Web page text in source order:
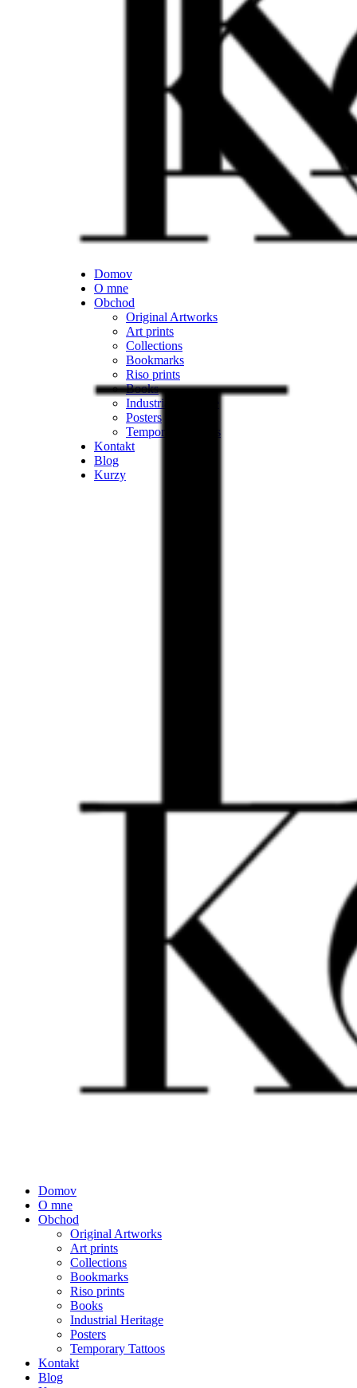
Domov
O mne
Obchod
Original Artworks
Art prints
Collections
Bookmarks
Riso prints
Books
Industrial Heritage
Posters
Temporary Tattoos
Kontakt
Blog
Kurzy
Domov
O mne
Obchod
Original Artworks
Art prints
Collections
Bookmarks
Riso prints
Books
Industrial Heritage
Posters
Temporary Tattoos
Kontakt
Blog